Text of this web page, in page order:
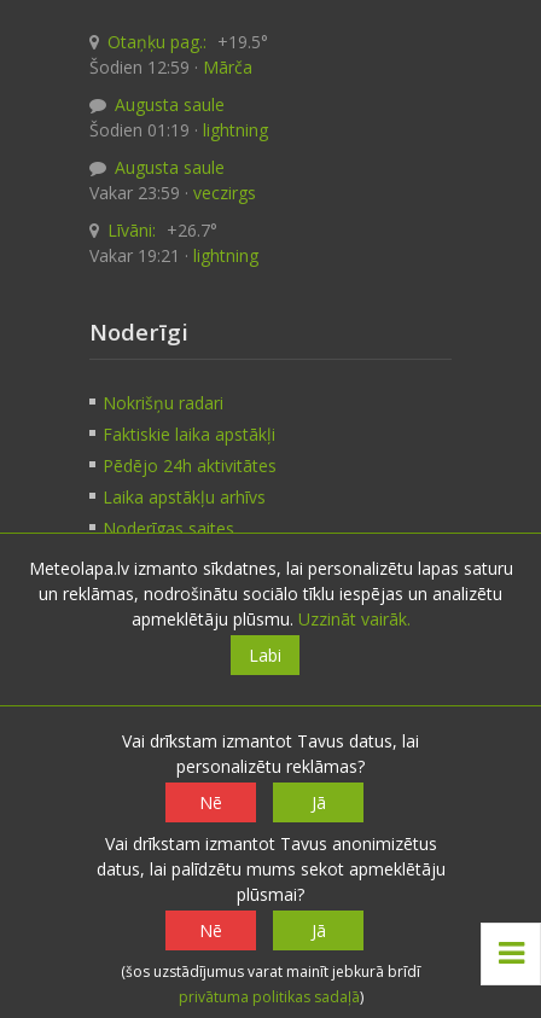
Otaņķu pag.: +19.5°
Šodien 12:59 · Mārča
Augusta saule
Šodien 01:19 · lightning
Augusta saule
Vakar 23:59 · veczirgs
Līvāni: +26.7°
Vakar 19:21 · lightning
Noderīgi
Nokrišņu radari
Faktiskie laika apstākļi
Pēdējo 24h aktivitātes
Laika apstākļu arhīvs
Noderīgas saites
Kontakti
nosūti ziņu
Seko mums
© 2026 meteolapa.lv. v2
Raksti· Galerijas· Radars·
laika apstākļi· Sazināties· Privātuma politika
Lietošanas noteikumi· Par mums
Meteolapa.lv izmanto sīkdatnes, lai personalizētu lapas saturu
un reklāmas, nodrošinātu sociālo tīklu iespējas un analizētu
apmeklētāju plūsmu. Uzzināt vairāk.
Labi
Vai drīkstam izmantot Tavus datus, lai
personalizētu reklāmas?
Nē
Jā
Vai drīkstam izmantot Tavus anonimizētus
datus, lai palīdzētu mums sekot apmeklētāju
plūsmai?
Nē
Jā
(šos uzstādījumus varat mainīt jebkurā brīdī
privātuma politikas sadaļā)